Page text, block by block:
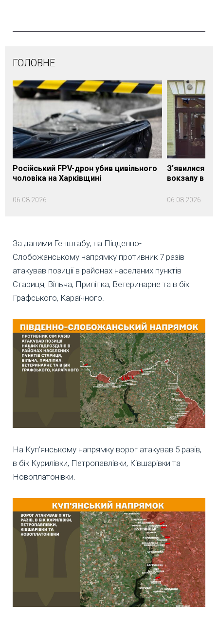
ГОЛОВНЕ
Російський FPV-дрон убив цивільного
чоловіка на Харківщині
06.08.2026
Зʼявилися
вокзалу в
06.08.2026
За даними Генштабу, на Південно-
Слобожанському напрямку противник 7 разів
атакував позиції в районах населених пунктів
Стариця, Вільча, Приліпка, Ветеринарне та в бік
Графського, Караїчного.
На Куп’янському напрямку ворог атакував 5 разів,
в бік Курилівки, Петропавлівки, Ківшарівки та
Новоплатонівки.